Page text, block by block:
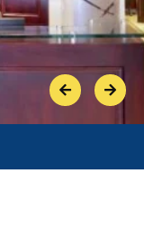
PreviousNext